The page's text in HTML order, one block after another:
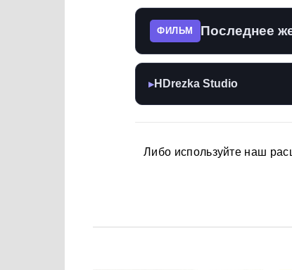
ФИЛЬМ Последнее
▶ HDrezka Studio
Либо используйте наш